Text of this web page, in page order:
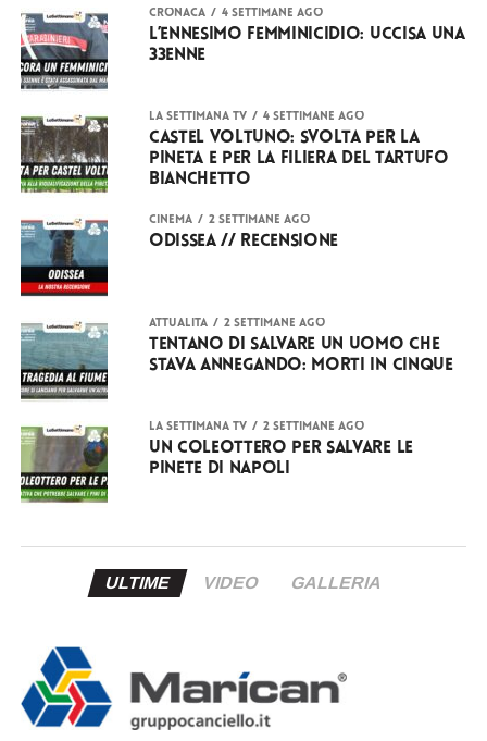
CRONACA 4 settimane ago
L’ennesimo femminicidio: uccisa una
33enne
LA SETTIMANA TV 4 settimane ago
Castel Voltuno: svolta per la
pineta e per la filiera del Tartufo
Bianchetto
CINEMA 2 settimane ago
Odissea // RECENSIONE
ATTUALITÀ 2 settimane ago
Tentano di salvare un uomo che
stava annegando: morti in cinque
LA SETTIMANA TV 2 settimane ago
Un coleottero per salvare le
pinete di Napoli
ULTIME VIDEO GALLERIA